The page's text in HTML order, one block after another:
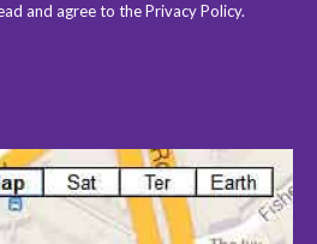
and agree to the Privacy Policy.